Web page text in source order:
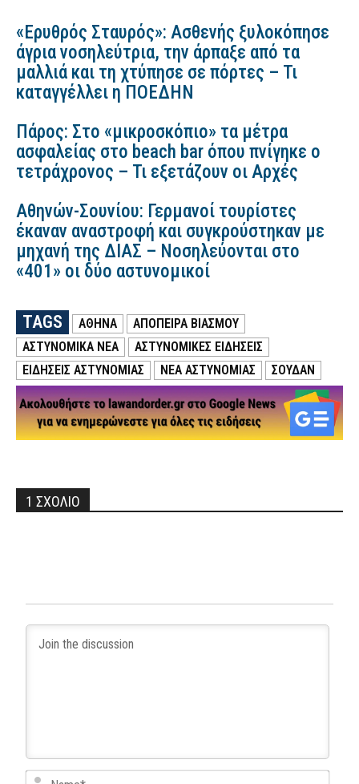
«Ερυθρός Σταυρός»: Ασθενής ξυλοκόπησε
άγρια νοσηλεύτρια, την άρπαξε από τα
μαλλιά και τη χτύπησε σε πόρτες – Τι
καταγγέλλει η ΠΟΕΔΗΝ
Πάρος: Στο «μικροσκόπιο» τα μέτρα
ασφαλείας στο beach bar όπου πνίγηκε ο
τετράχρονος – Τι εξετάζουν οι Αρχές
Αθηνών-Σουνίου: Γερμανοί τουρίστες
έκαναν αναστροφή και συγκρούστηκαν με
μηχανή της ΔΙΑΣ – Νοσηλεύονται στο
«401» οι δύο αστυνομικοί
TAGS ΑΘΗΝΑ
ΑΠΟΠΕΙΡΑ ΒΙΑΣΜΟΥ
ΑΣΤΥΝΟΜΙΚΑ ΝΕΑ
ΑΣΤΥΝΟΜΙΚΕΣ ΕΙΔΗΣΕΙΣ
ΕΙΔΗΣΕΙΣ ΑΣΤΥΝΟΜΙΑΣ
ΝΕΑ ΑΣΤΥΝΟΜΙΑΣ ΣΟΥΔΆΝ
1 ΣΧΟΛΙΟ